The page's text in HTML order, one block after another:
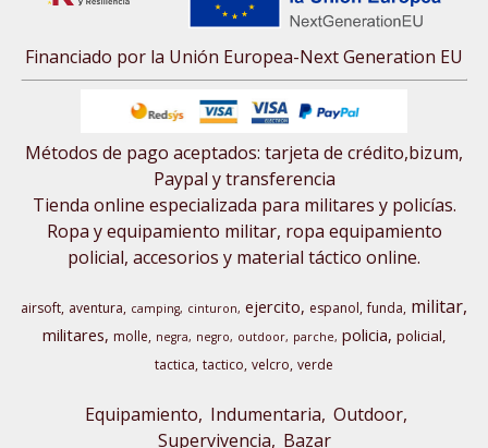
Financiado por la Unión Europea-Next Generation EU
Métodos de pago aceptados: tarjeta de crédito,bizum,
Paypal y transferencia
Tienda online especializada para militares y policías.
Ropa y equipamiento militar, ropa equipamiento
policial, accesorios y material táctico online.
airsoft aventura camping cinturon ejercito espanol funda militar
militares molle negra negro outdoor parche policia policial
tactica tactico velcro verde
Equipamiento Indumentaria Outdoor,
Supervivencia Bazar